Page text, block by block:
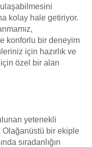
kolay hale getiriyor.
konforlu bir deneyim
için hazırlık ve
özel bir alan
yetenekli
Olağanüstü bir ekiple
sıradanlığın